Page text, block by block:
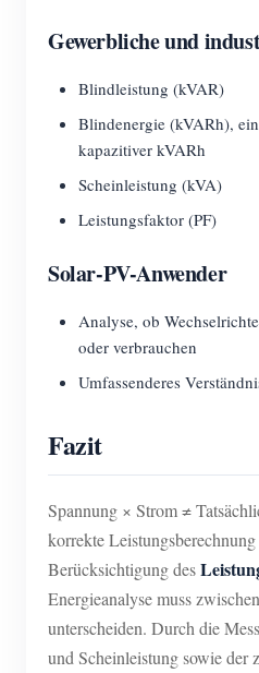
Gewerbliche und
Blindleistung (kVAR)
Blindenergie (kVARh),
kapazitiver kVARh
Scheinleistung (kVA)
Leistungsfaktor (PF)
Solar-PV-Anwender
Analyse, ob
oder verbrauchen
Umfassenderes
Fazit
Spannung × Strom ≠
korrekte
Berücksichtigung des
Energieanalyse muss zwischen
unterscheiden. Durch die
und Scheinleistung sowie der